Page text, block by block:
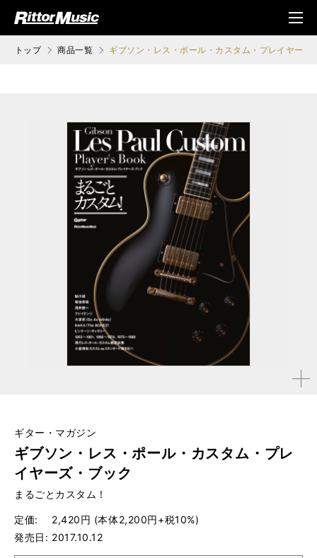
ジック (Rittor Musi
メニ
ュ
トップ 商品一覧 ギブソン・レス・ポール・カスタム・プレイヤーズ
拡大す
ギター・マガジン
ギブソン・レス・ポール・カスタム・プレ
イヤーズ・ブック
まるごとカスタム！
定価
2,420円 (本体2,200円+税10%)
発売日
2017.10.12